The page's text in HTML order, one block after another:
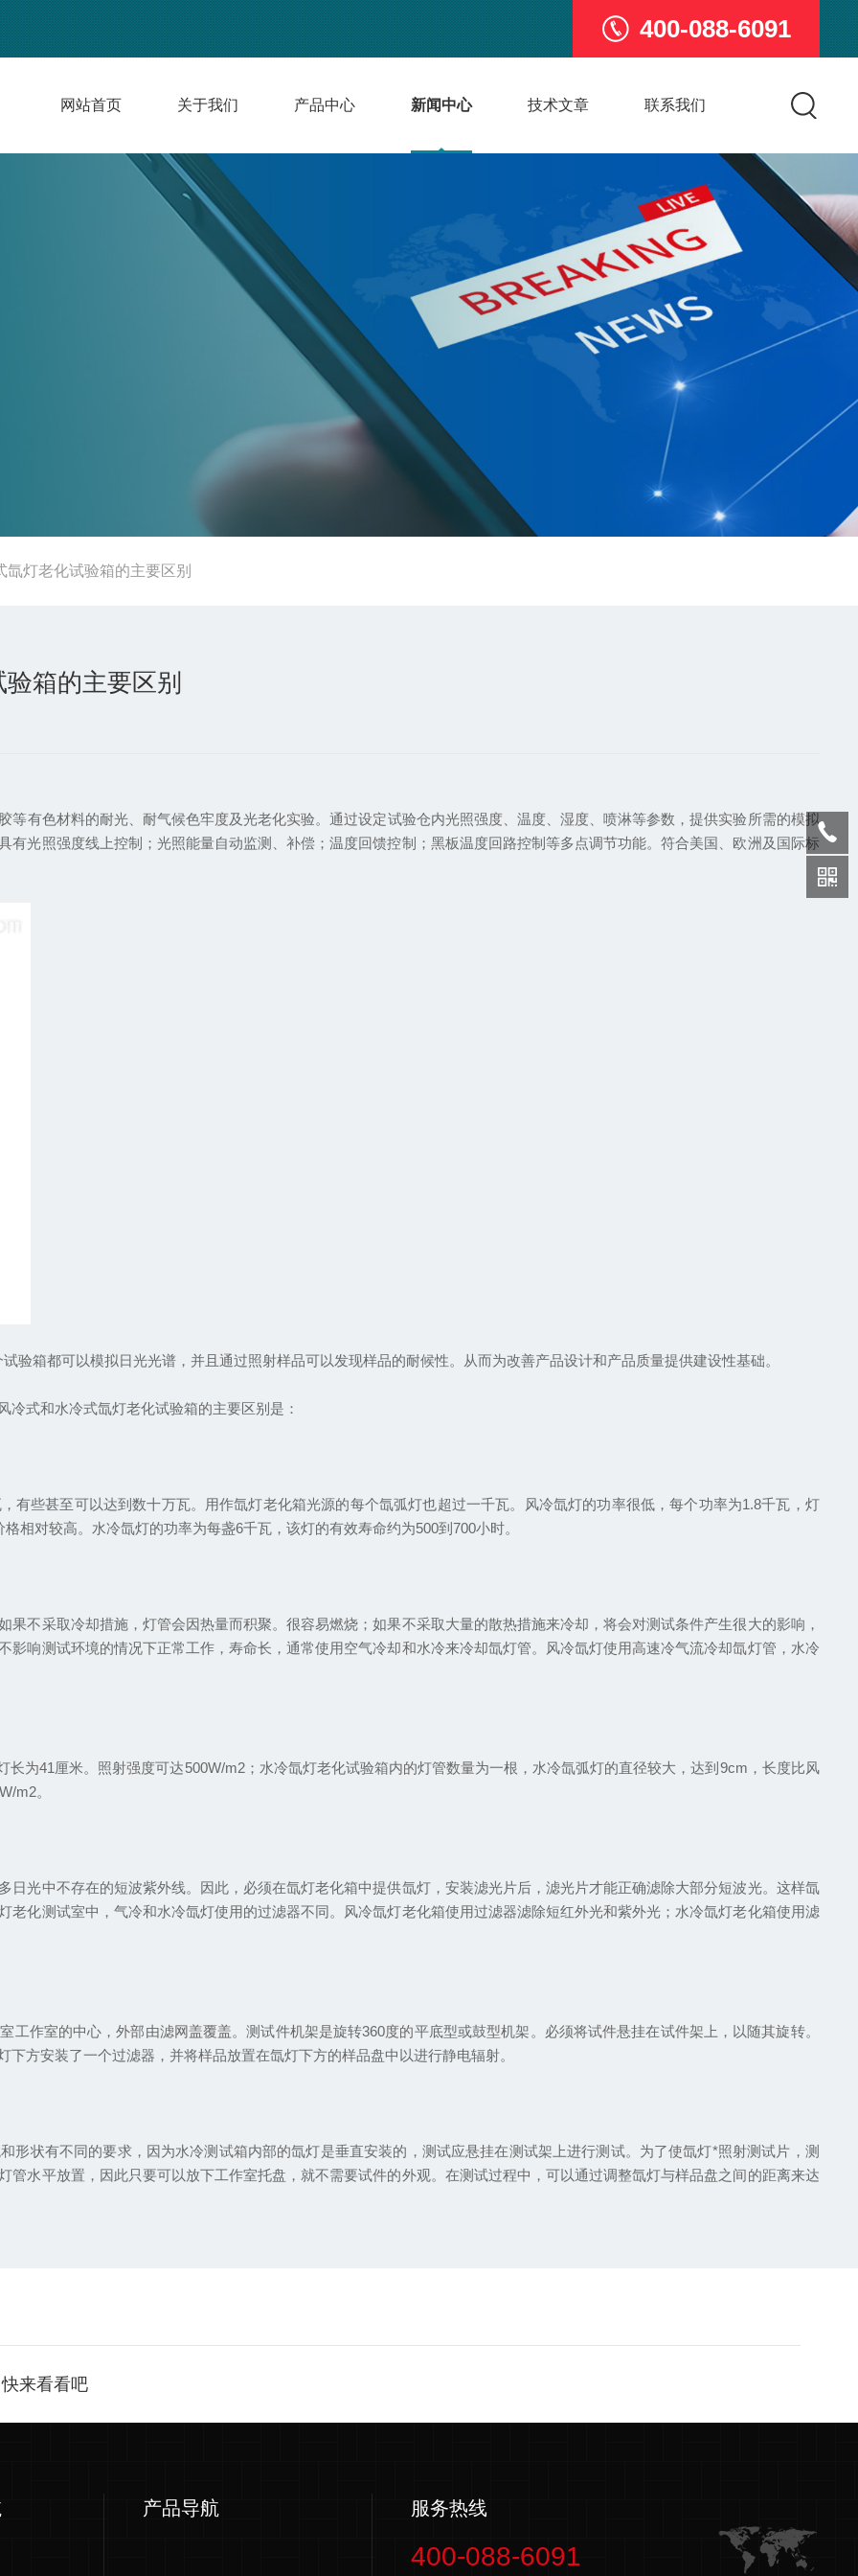
400-088-6091
网站首页 关于我们 产品中心 新闻中心 技术文章 联系我们
灯老化试验箱的主要区别
箱的主要区别
等有色材料的耐光、耐气候色牢度及光老化实验。通过设定试验仓内光照强度、温度、湿度、喷淋等参数，提供实验所需的模拟
有光照强度线上控制；光照能量自动监测、补偿；温度回馈控制；黑板温度回路控制等多点调节功能。符合美国、欧洲及国际标
验箱都可以模拟日光光谱，并且通过照射样品可以发现样品的耐候性。从而为改善产品设计和产品质量提供建设性基础。
式和水冷式氙灯老化试验箱的主要区别是：
甚至可以达到数十万瓦。用作氙灯老化箱光源的每个氙弧灯也超过一千瓦。风冷氙灯的功率很低，每个功率为1.8千瓦，灯
相对较高。水冷氙灯的功率为每盏6千瓦，该灯的有效寿命约为500到700小时。
采取冷却措施，灯管会因热量而积聚。很容易燃烧；如果不采取大量的散热措施来冷却，将会对测试条件产生很大的影响，
影响测试环境的情况下正常工作，寿命长，通常使用空气冷却和水冷来冷却氙灯管。风冷氙灯使用高速冷气流冷却氙灯管，水冷
41厘米。照射强度可达500W/m2；水冷氙灯老化试验箱内的灯管数量为一根，水冷氙弧灯的直径较大，达到9cm，长度比风
m2。
中不存在的短波紫外线。因此，必须在氙灯老化箱中提供氙灯，安装滤光片后，滤光片才能正确滤除大部分短波光。这样氙
老化测试室中，气冷和水冷氙灯使用的过滤器不同。风冷氙灯老化箱使用过滤器滤除短红外光和紫外光；水冷氙灯老化箱使用滤
室的中心，外部由滤网盖覆盖。测试件机架是旋转360度的平底型或鼓型机架。必须将试件悬挂在试件架上，以随其旋转。
方安装了一个过滤器，并将样品放置在氙灯下方的样品盘中以进行静电辐射。
有不同的要求，因为水冷测试箱内部的氙灯是垂直安装的，测试应悬挂在测试架上进行测试。为了使氙灯*照射测试片，测
管水平放置，因此只要可以放下工作室托盘，就不需要试件的外观。在测试过程中，可以通过调整氙灯与样品盘之间的距离来达
来看看吧
产品导航 服务热线
400-088-6091